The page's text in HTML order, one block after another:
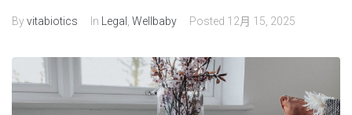
Byvitabiotics In Legal Wellbaby Posted 12月 15, 2025